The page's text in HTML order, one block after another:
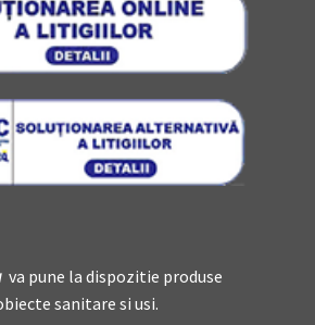
va pune la dispozitie produse
sanitare si usi.